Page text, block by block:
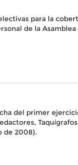
para la
de la
del primer
de 2008).